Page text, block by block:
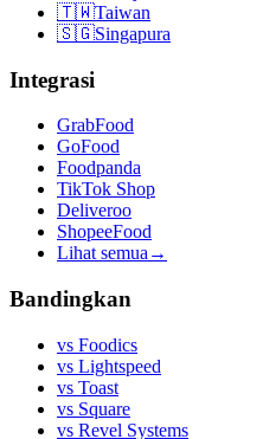
🇹🇼Taiwan
🇸🇬Singapura
Integrasi
GrabFood
GoFood
Foodpanda
TikTok Shop
Deliveroo
ShopeeFood
Lihat semua →
Bandingkan
vs Foodics
vs Lightspeed
vs Toast
vs Square
vs Revel Systems